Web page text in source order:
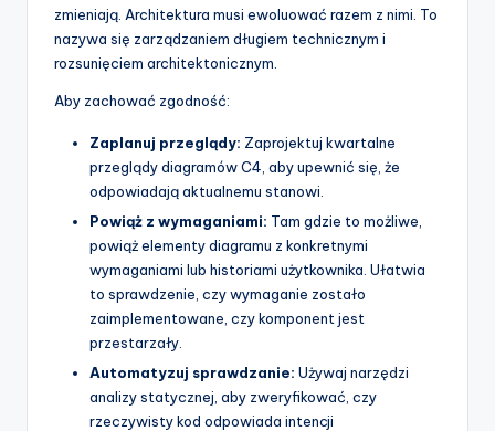
zmieniają. Architektura musi ewoluować razem z nimi. To
nazywa się zarządzaniem długiem technicznym i
rozsunięciem architektonicznym.
Aby zachować zgodność:
Zaplanuj przeglądy: Zaprojektuj kwartalne
przeglądy diagramów C4, aby upewnić się, że
odpowiadają aktualnemu stanowi.
Powiąż z wymaganiami: Tam gdzie to możliwe,
powiąż elementy diagramu z konkretnymi
wymaganiami lub historiami użytkownika. Ułatwia
to sprawdzenie, czy wymaganie zostało
zaimplementowane, czy komponent jest
przestarzały.
Automatyzuj sprawdzanie: Używaj narzędzi
analizy statycznej, aby zweryfikować, czy
rzeczywisty kod odpowiada intencji